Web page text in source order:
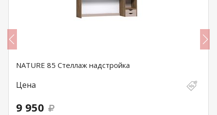
NATURE 85 Стеллаж надстройка
Цена
9 950